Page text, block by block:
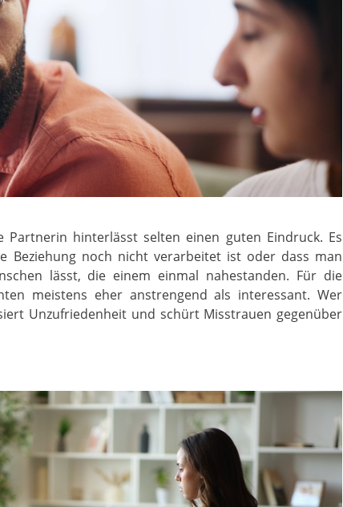
Partnerin hinterlässt selten einen guten Eindruck. Es
Beziehung noch nicht verarbeitet ist oder dass man
lässt, die einem einmal nahestanden. Für die
meistens eher anstrengend als interessant. Wer
Unzufriedenheit und schürt Misstrauen gegenüber